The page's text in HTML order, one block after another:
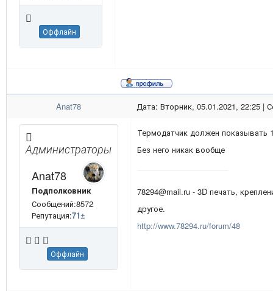
Оффлайн
Anat78 Дата: Вторник, 05.01.2021, 22:25 |
Администраторы
Anat78
Подполковник
Сообщений:8572
Репутация:71±
Оффлайн
Термодатчик должен показывать
Без него никак вообще
78294@mail.ru - 3D печать,
другое.
http://www.78294.ru/forum/48